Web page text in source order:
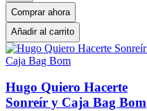
Comprar ahora
Añadir al carrito
Hugo Quiero Hacerte
Sonreír y Caja Bag Bom